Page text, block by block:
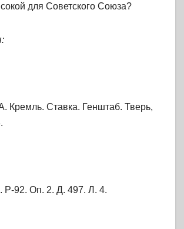
для Советского Союза?
Кремль. Ставка. Генштаб. Тверь,
92. Оп. 2. Д. 497. Л. 4.